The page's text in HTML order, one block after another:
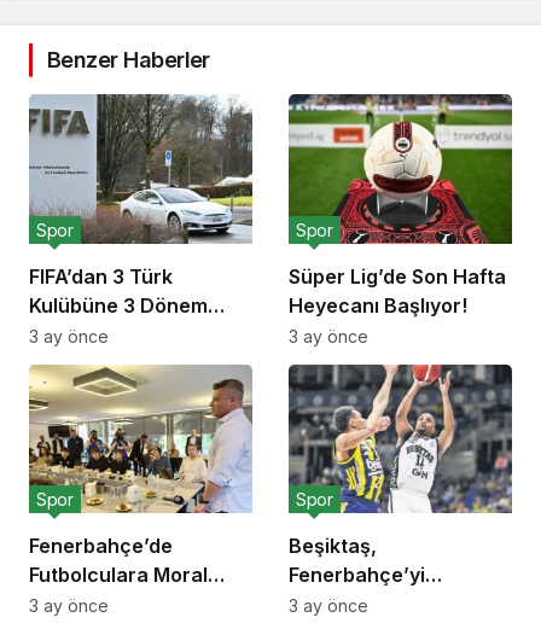
Benzer Haberler
FIFA’dan 3 Türk
Kulübüne 3 Dönem
Transfer Yasağı!
Spor
3 ay önce
Süper Lig’de Son Hafta
Heyecanı Başlıyor!
Spor
3 ay önce
Fenerbahçe’de
Futbolculara Moral
Yemeği!
Spor
3 ay önce
Beşiktaş,
Fenerbahçe’yi
Deplasmanda Yendi!
Spor
3 ay önce